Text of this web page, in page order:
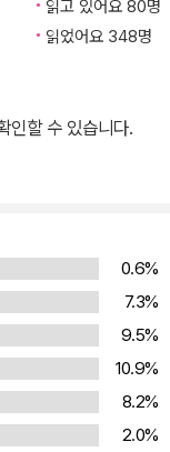
으로 사람 한 명 죽여
무비판적으로 순
로 바라보지 않으며,
놀라울 정도로 무
가치관을 적극적
식 행위’였고, 재판
판단 능력의 부재는
게 했다. “…당
못도 하지 않았고 …
위’이므로 여기에 대
읽고 있어요 80명
읽었어요 348명
인할 수 있습니다.
0.6%
7.3%
9.5%
10.9%
8.2%
2.0%